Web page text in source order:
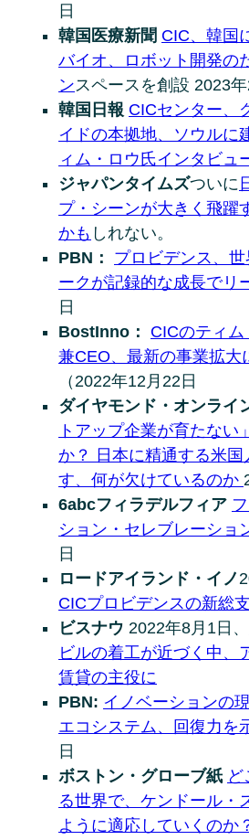
日
韓国医療新聞 CIC、韓国
バイオ、ロボット開発の
ンスペースを創設 2023年
韓国日報 CICセンター、
イドの本拠地、ソウルに
ィム・ロウ氏インタビュ
ジャパンタイムズついに
プ・シーンが大きく飛躍
かも しれない。
PBN： プロビデンス、
ークが記録的な成長でリ
日
BostInno： CICのティ
兼CEO、最新の事業拡大
（2022年12月22日
ダイヤモンド・オンライ
トアップ企業が育たない
か？ 日本に精通する米
す、何が欠けているのか
6abcフィラデルフィア
ション・セレブレーショ
日
ロードアイランド・イノ
CICプロビデンスの新総
ビスナウ 2022年8月1日、
ビルの着工が近づく中、
賃貸の主役に
PBN: イノベーションの
エコシステム、回復力を
日
ボストン・グローブ紙 ど
る世界で、ケンドール・
ように適応していくのか